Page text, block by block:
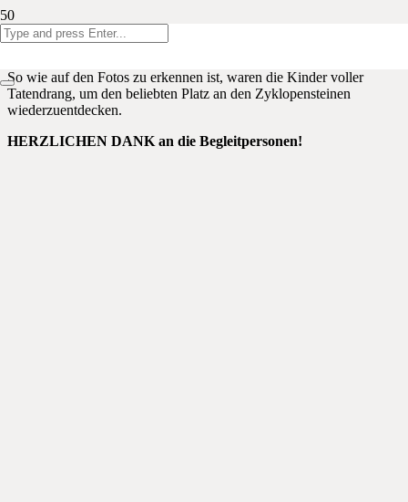
Bei herrlichem Spätsommerwetter fand am vergangenen Mittwoch
unser 1. Waldvormittag in diesem Schuljahr statt.
So wie auf den Fotos zu erkennen ist, waren die Kinder voller
Tatendrang, um den beliebten Platz an den Zyklopensteinen
wiederzuentdecken.
HERZLICHEN DANK an die Begleitpersonen!